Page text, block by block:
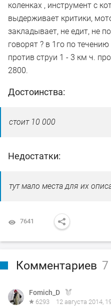
коленках , инструмент с
выдерживает критики,
закладывает, не едит, не
говорят ? в 1го по
против струи 1 - 3 км ч.
2800.
Достоинства:
стоит 10 000
Недостатки:
тут мало места для их
7641
Комментариев 7
Fomich_D
6293 12 августа 2014,